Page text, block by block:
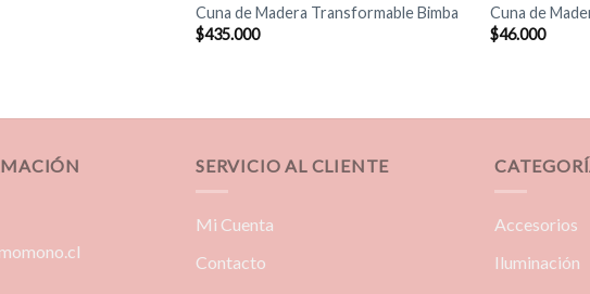
Cuna de Madera Transformable Bimba
$435.000
Cuna de
$46.000
SERVICIO AL CLIENTE
Mi Cuenta
Contacto
Accesorios
Iluminación